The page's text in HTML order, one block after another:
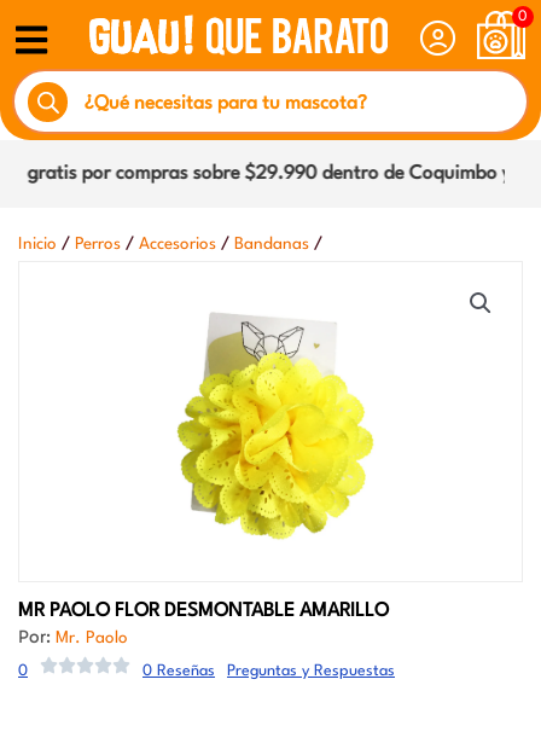
contenido
0
Búsqueda
de
productos
gratis por compras sobre $29.990 dentro de Coquimbo y La
Inicio / Perros / Accesorios / Bandanas /
MR PAOLO FLOR DESMONTABLE AMARILLO
Por: Mr. Paolo
0 0 Reseñas Preguntas y Respuestas